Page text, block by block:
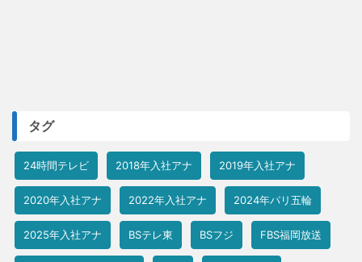
タグ
24時間テレビ 2018年入社アナ 2019年入社アナ
2020年入社アナ 2022年入社アナ 2024年パリ五輪
2025年入社アナ BSテレ東 BSフジ FBS福岡放送